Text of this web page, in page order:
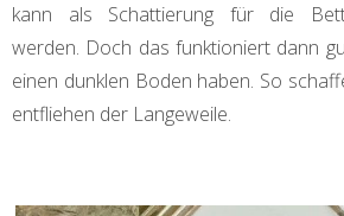
kann als Schattierung für die
werden. Doch das funktioniert dann
einen dunklen Boden haben. So
entfliehen der Langeweile.